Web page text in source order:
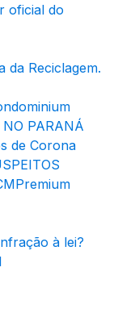
oficial do
da Reciclagem.
NO PARANÁ
de Corona
à lei?